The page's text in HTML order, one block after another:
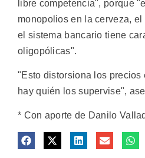
libre competencia", porque
monopolios en la cerveza,
el sistema bancario tiene
oligopólicas".
"Esto distorsiona los precios
hay quién los supervise",
* Con aporte de Danilo